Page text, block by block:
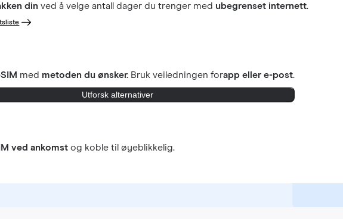
din ved å velge antall dager du trenger med ubegrenset internett.
med metoden du ønsker. Bruk veiledningen forapp eller e-post.
Utforsk alternativer
ved ankomst og koble til øyeblikkelig.